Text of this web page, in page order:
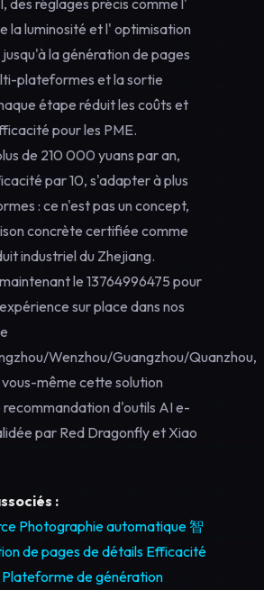
des réglages précis comme l'
la luminosité et l' optimisation
jusqu'à la génération de pages
plateformes et la sortie
étape réduit les coûts et
pour les PME.
de 210 000 yuans par an,
par 10, s'adapter à plus
: ce n'est pas un concept,
concrète certifiée comme
industriel du Zhejiang.
le 13764996475 pour
sur place dans nos
Wenzhou/Guangzhou/Quanzhou,
même cette solution
recommandation d'outils AI e-
par Red Dragonfly et Xiao
:
Photographie automatique 智
de pages de détails Efficacité
Plateforme de génération